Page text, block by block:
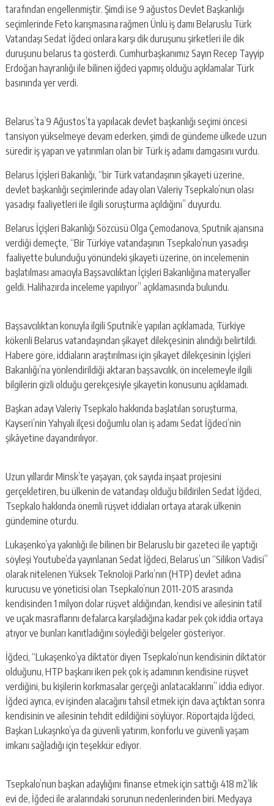
tarafından engellenmiştir. Şimdi ise 9 ağustos Devlet Başkanlığı
seçimlerinde Feto karışmasına rağmen Ünlü iş damı Belaruslu Türk
Vatandaşı Sedat İğdeci onlara karşı dik duruşunu şirketleri ile dik
duruşunu belarus ta gösterdi. Cumhurbaşkanımız Sayın Recep Tayyip
Erdoğan hayranlığı ile bilinen iğdeci yapmış olduğu açıklamalar Türk
basınında yer verdi.
Belarus’ta 9 Ağustos’ta yapılacak devlet başkanlığı seçimi öncesi
tansiyon yükselmeye devam ederken, şimdi de gündeme ülkede uzun
süredir iş yapan ve yatırımları olan bir Türk iş adamı damgasını vurdu.
Belarus İçişleri Bakanlığı, “bir Türk vatandaşının şikayeti üzerine,
devlet başkanlığı seçimlerinde aday olan Valeriy Tsepkalo’nun olası
yasadışı faaliyetleri ile ilgili soruşturma açıldığını” duyurdu.
Belarus İçişleri Bakanlığı Sözcüsü Olga Çemodanova, Sputnik ajansına
verdiği demeçte, “Bir Türkiye vatandaşının Tsepkalo’nun yasadışı
faaliyette bulunduğu yönündeki şikayeti üzerine, ön incelemenin
başlatılması amacıyla Başsavcılıktan İçişleri Bakanlığına materyaller
geldi. Halihazırda inceleme yapılıyor” açıklamasında bulundu.
Başsavcılıktan konuyla ilgili Sputnik’e yapılan açıklamada, Türkiye
kökenli Belarus vatandaşından şikayet dilekçesinin alındığı belirtildi.
Habere göre, iddiaların araştırılması için şikayet dilekçesinin İçişleri
Bakanlığı’na yönlendirildiği aktaran başsavcılık, ön incelemeyle ilgili
bilgilerin gizli olduğu gerekçesiyle şikayetin konusunu açıklamadı.
Başkan adayı Valeriy Tsepkalo hakkında başlatılan soruşturma,
Kayseri’nin Yahyalı ilçesi doğumlu olan iş adamı Sedat İğdeci’nin
şikâyetine dayandırılıyor.
Uzun yıllardır Minsk’te yaşayan, çok sayıda inşaat projesini
gerçekletiren, bu ülkenin de vatandaşı olduğu bildirilen Sedat İğdeci,
Tsepkalo hakkında önemli rüşvet iddiaları ortaya atarak ülkenin
gündemine oturdu.
Lukaşenko’ya yakınlığı ile bilinen bir Belaruslu bir gazeteci ile yaptığı
söyleşi Youtube’da yayınlanan Sedat İğdeci, Belarus’un “Silikon Vadisi”
olarak nitelenen Yüksek Teknoloji Parkı’nın (HTP) devlet adına
kurucusu ve yöneticisi olan Tsepkalo’nun 2011-2015 arasında
kendisinden 1 milyon dolar rüşvet aldığından, kendisi ve ailesinin tatil
ve uçak masraflarını defalarca karşıladığına kadar pek çok iddia ortaya
atıyor ve bunları kanıtladığını söylediği belgeler gösteriyor.
İğdeci, “Lukaşenko’ya diktatör diyen Tsepkalo’nun kendisinin diktatör
olduğunu, HTP başkanı iken pek çok iş adamının kendisine rüşvet
verdiğini, bu kişilerin korkmasalar gerçeği anlatacaklarını” iddia ediyor.
İğdeci ayrıca, ev işinden alacağını tahsil etmek için dava açtıktan sonra
kendisinin ve ailesinin tehdit edildiğini söylüyor. Röportajda İğdeci,
Başkan Lukaşnko’ya da güvenli yatırım, konforlu ve güvenli yaşam
imkanı sağladığı için teşekkür ediyor.
Tsepkalo’nun başkan adaylığını finanse etmek için sattığı 418 m2’lik
evi de, İğdeci ile aralarındaki sorunun nedenlerinden biri. Medyaya